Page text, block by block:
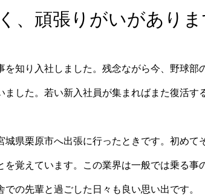
、頑張りがいがありま
知り入社しました。残念ながら今、野球部
した。若い新入社員が集まればまた復活す
県栗原市へ出張に行ったときです。初めて
覚えています。この業界は一般では乗る事
の先輩と過ごした日々も良い思い出です。